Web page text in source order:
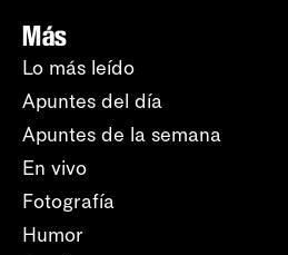
Más
Lo más leído
Apuntes del día
Apuntes de la semana
En vivo
Fotografía
Humor